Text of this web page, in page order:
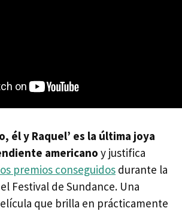
él y Raquel’ es la última joya
americano y justifica
premios conseguidos durante la
Festival de Sundance. Una
que brilla en prácticamente